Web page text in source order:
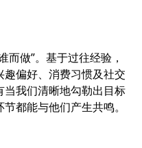
而做”。基于过往经验，
偏好、消费习惯及社交
当我们清晰地勾勒出目标
都能与他们产生共鸣。